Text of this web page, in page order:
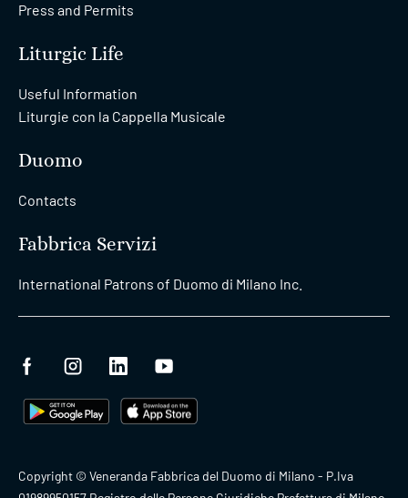
Press and Permits
Liturgic Life
Useful Information
Liturgie con la Cappella Musicale
Duomo
Contacts
Fabbrica Servizi
International Patrons of Duomo di Milano Inc.
Copyright © Veneranda Fabbrica del Duomo di Milano - P.Iva